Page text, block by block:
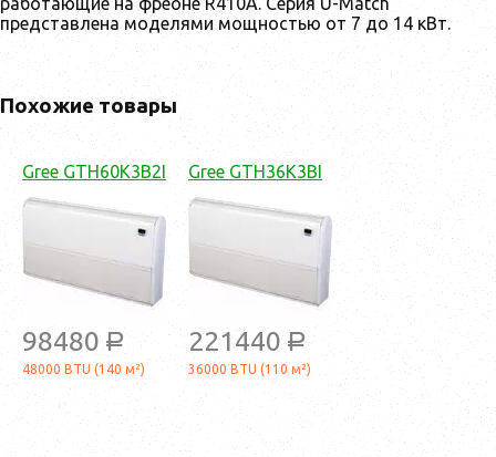
представлена моделями мощностью от 7 до 14 кВт.
Похожие товары
Gree GTH60K3B2I
98480 a
48000 BTU (140 м²)
Gree GTH36K3BI
221440 a
36000 BTU (110 м²)